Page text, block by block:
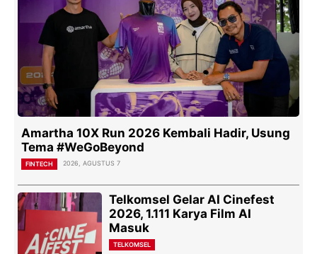
Amartha 10X Run 2026 Kembali Hadir, Usung
Tema #WeGoBeyond
FINTECH 2026, AGUSTUS 7
Telkomsel Gelar AI Cinefest
2026, 1.111 Karya Film AI
Masuk
TELKOMSEL